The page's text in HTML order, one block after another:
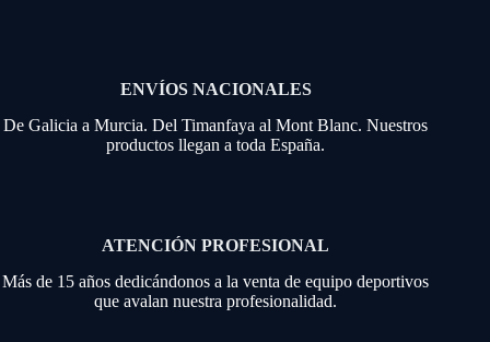
ENVÍOS NACIONALES
De Galicia a Murcia. Del Timanfaya al Mont Blanc. Nuestros
productos llegan a toda España.
ATENCIÓN PROFESIONAL
Más de 15 años dedicándonos a la venta de equipo deportivos
que avalan nuestra profesionalidad.